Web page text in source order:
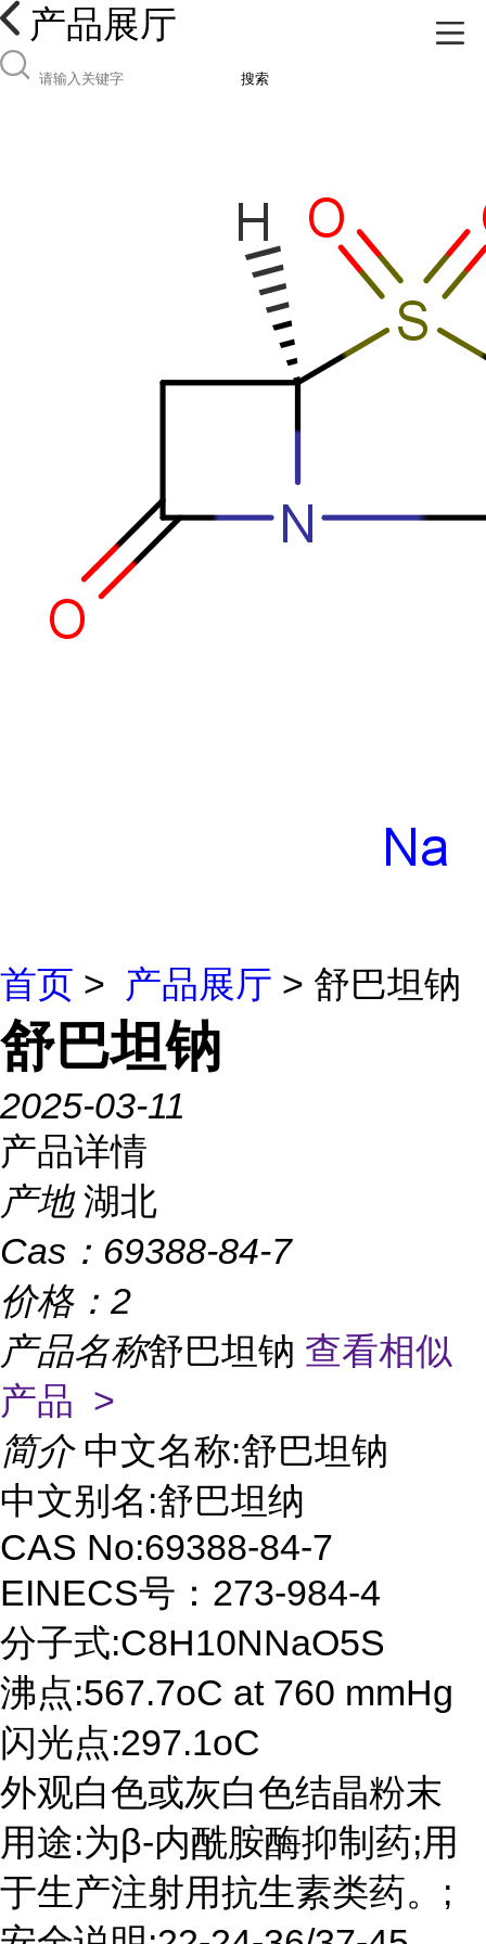
产品展厅
搜索
首页 > 产品展厅 > 舒巴坦钠
舒巴坦钠
2025-03-11
产品详情
产地 湖北
Cas： 69388-84-7
价格： 2
产品名称舒巴坦钠 查看相似
产品 >
简介 中文名称:舒巴坦钠
中文别名:舒巴坦纳
CAS No:69388-84-7
EINECS号：273-984-4
分子式:C8H10NNaO5S
沸点:567.7oC at 760 mmHg
闪光点:297.1oC
外观白色或灰白色结晶粉末
用途:为β-内酰胺酶抑制药;用
于生产注射用抗生素类药。;